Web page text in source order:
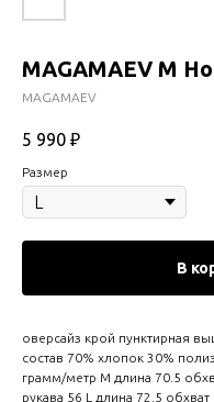
MAGAMAEV M
MAGAMAEV
5 990 ₽
Размер
В
оверсайз крой пунктирная
состав 70% хлопок 30%
грамм/метр M длина 70.5
рукава 56 L длина 72.5